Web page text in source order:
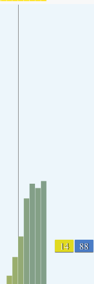
14 88